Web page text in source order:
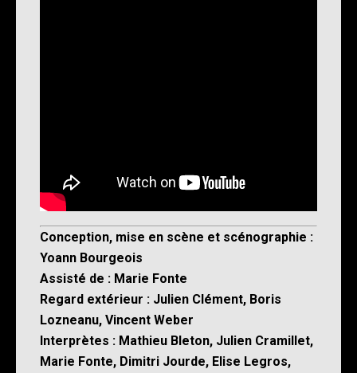
Conception, mise en scène et scénographie :
Yoann Bourgeois
Assisté de : Marie Fonte
Regard extérieur : Julien Clément, Boris
Lozneanu, Vincent Weber
Interprètes : Mathieu Bleton, Julien Cramillet,
Marie Fonte, Dimitri Jourde, Elise Legros,